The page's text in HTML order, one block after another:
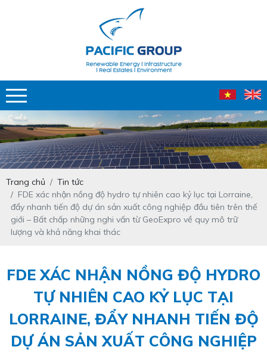
Trang chủ
Tin tức
FDE xác nhận nồng độ hydro tự nhiên cao kỷ lục tại Lorraine,
đẩy nhanh tiến độ dự án sản xuất công nghiệp đầu tiên trên thế
giới – Bất chấp những nghi vấn từ GeoExpro về quy mô trữ
lượng và khả năng khai thác
FDE XÁC NHẬN NỒNG ĐỘ HYDRO
TỰ NHIÊN CAO KỶ LỤC TẠI
LORRAINE, ĐẨY NHANH TIẾN ĐỘ
DỰ ÁN SẢN XUẤT CÔNG NGHIỆP